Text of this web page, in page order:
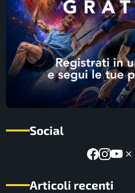
Social
Articoli recenti